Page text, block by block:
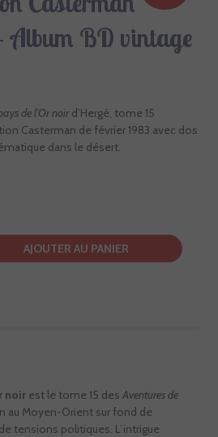
Album BD vintage
:
€.
de l’Or noird’Hergé, tome 15
Casterman de février 1983 avec dos
dans le désert.
AJOUTER AU PANIER
noir est le tome 15 desAventures de
au Moyen-Orient sur fond de
tensions politiques. L’intrigue